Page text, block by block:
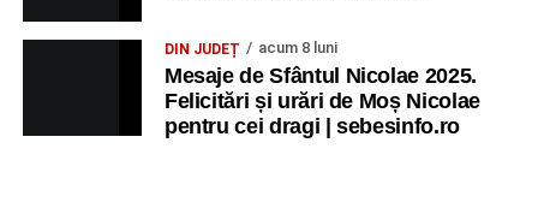
DIN JUDEȚ acum 8 luni
Mesaje de Sfântul Nicolae 2025.
Felicitări și urări de Moș Nicolae
pentru cei dragi | sebesinfo.ro